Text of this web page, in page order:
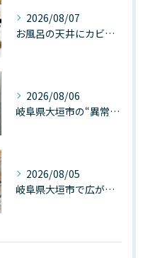
2026/08/07
お風呂の天井にカビが生えたら要注意！2026年8月の猛暑・高湿度で急増する浴室カビの原因と正しい対策
2026/08/06
岐阜県大垣市の“異常に高い気温”が建物内部を腐らせる──深層カビが爆発的に増える本当の理由
2026/08/05
岐阜県大垣市で広がる“深層カビ汚染”──なぜ除カビが必要なのか、建物内部で起きている見えない危機